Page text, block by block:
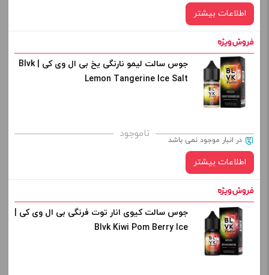
+
اطلاعات بیشتر
جوس سالت لیمو نارنگی یخ بی ال وی کی | Blvk
Lemon Tangerine Ice Salt
ناموجود در انبار موجود نمی باشد
اطلاعات بیشتر
جوس سالت کیوی انار توت فرنگی بی ال وی کی |
Blvk Kiwi Pom Berry Ice